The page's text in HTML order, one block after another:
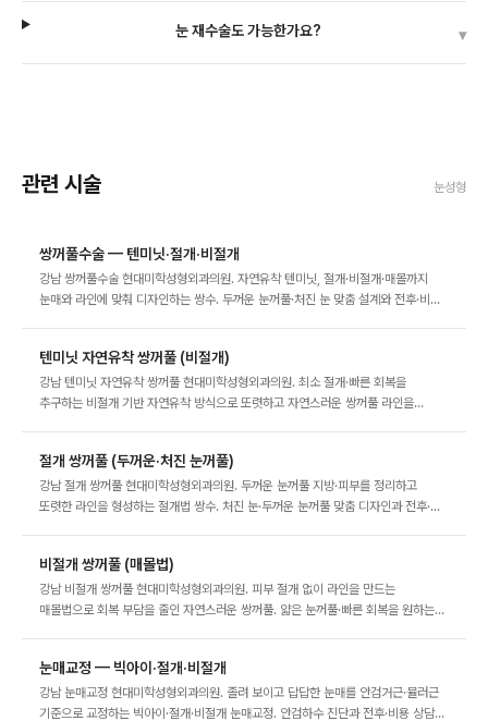
눈 재수술도 가능한가요? ▾
관련 시술 눈성형
쌍꺼풀수술 — 텐미닛·절개·비절개
강남 쌍꺼풀수술 현대미학성형외과의원. 자연유착 텐미닛, 절개·비절개·매몰까지
눈매와 라인에 맞춰 디자인하는 쌍수. 두꺼운 눈꺼풀·처진 눈 맞춤 설계와 전후·비용
텐미닛 자연유착 쌍꺼풀 (비절개)
강남 텐미닛 자연유착 쌍꺼풀 현대미학성형외과의원. 최소 절개·빠른 회복을
추구하는 비절개 기반 자연유착 방식으로 또렷하고 자연스러운 쌍꺼풀 라인을
절개 쌍꺼풀 (두꺼운·처진 눈꺼풀)
강남 절개 쌍꺼풀 현대미학성형외과의원. 두꺼운 눈꺼풀 지방·피부를 정리하고
또렷한 라인을 형성하는 절개법 쌍수. 처진 눈·두꺼운 눈꺼풀 맞춤 디자인과 전후·
비절개 쌍꺼풀 (매몰법)
강남 비절개 쌍꺼풀 현대미학성형외과의원. 피부 절개 없이 라인을 만드는
매몰법으로 회복 부담을 줄인 자연스러운 쌍꺼풀. 얇은 눈꺼풀·빠른 회복을 원하는
눈매교정 — 빅아이·절개·비절개
강남 눈매교정 현대미학성형외과의원. 졸려 보이고 답답한 눈매를 안검거근·뮬러근
기준으로 교정하는 빅아이·절개·비절개 눈매교정. 안검하수 진단과 전후·비용 상담